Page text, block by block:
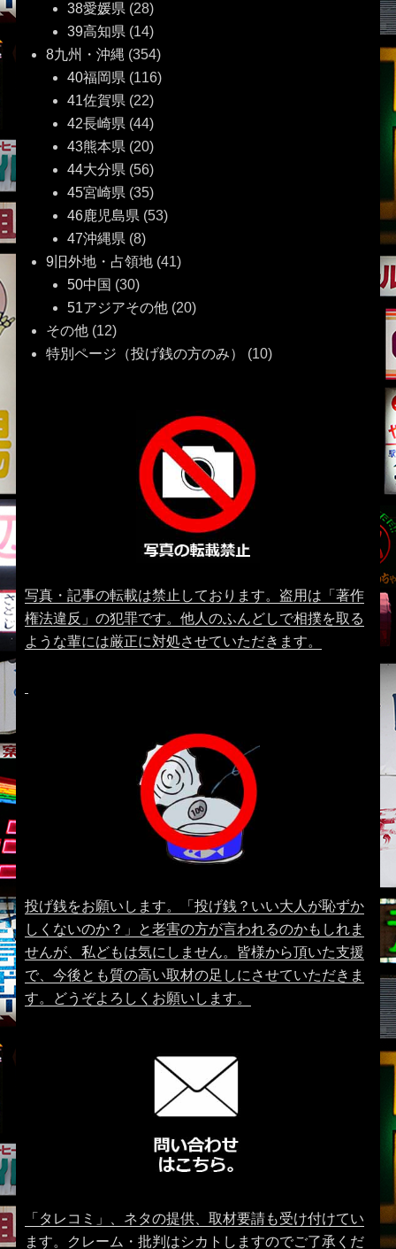
38愛媛県 (28)
39高知県 (14)
8九州・沖縄 (354)
40福岡県 (116)
41佐賀県 (22)
42長崎県 (44)
43熊本県 (20)
44大分県 (56)
45宮崎県 (35)
46鹿児島県 (53)
47沖縄県 (8)
9旧外地・占領地(41)
50中国 (30)
51アジアその他(20)
その他(12)
特別ページ（投げ銭の方のみ）
(10)
写真・記事の転載は禁止しております。盗用は「著作
権法違反」の犯罪です。他人のふんどしで相撲を取る
ような輩には厳正に対処させていただきます。
投げ銭をお願いします。「投げ銭？いい大人が恥ずか
しくないのか？」と老害の方が言われるのかもしれま
せんが、私どもは気にしません。皆様から頂いた支援
で、今後とも質の高い取材の足しにさせていただきま
す。どうぞよろしくお願いします。
「タレコミ」、ネタの提供、取材要請も受け付けてい
ます。クレーム・批判はシカトしますのでご了承くだ